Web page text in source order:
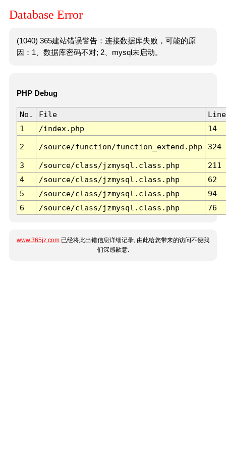
Database Error
(1040) 365建站错误警告：连接数据库失败，可能的原
因：1、数据库密码不对; 2、mysql未启动。
PHP Debug
No. File
Line
1
/index.php 14
2 /source/function/function_extend.php 324
3 /source/class/jzmysql.class.php
211
4
/source/class/jzmysql.class.php
62
5
/source/class/jzmysql.class.php
94
6
/source/class/jzmysql.class.php 76
www.365jz.com 已经将此出错信息详细记录, 由此给您带来的访问不便我
们深感歉意.